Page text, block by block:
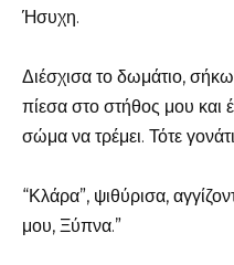
Ήσυχη.
Διέσχισα το δωμάτιο,
πίεσα στο στήθος μου και
σώμα να τρέμει. Τότε
“Κλάρα”, ψιθύρισα,
μου, Ξύπνα.”